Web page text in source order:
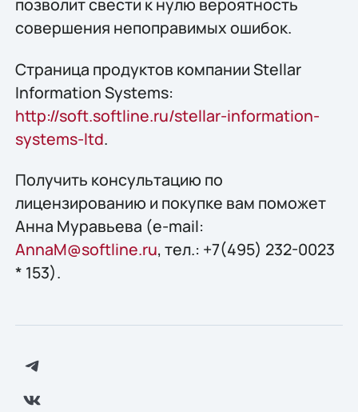
позволит свести к нулю вероятность
совершения непоправимых ошибок.
Страница продуктов компании Stellar
Information Systems:
http://soft.softline.ru/stellar-information-
systems-ltd.
Получить конcультацию по
лицензированию и покупке вам поможет
Анна Муравьева (e-mail:
AnnaM@softline.ru, тел.: +7(495) 232-0023
* 153).